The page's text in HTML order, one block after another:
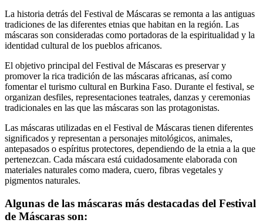
La historia detrás del Festival de Máscaras se remonta a las antiguas
tradiciones de las diferentes etnias que habitan en la región. Las
máscaras son consideradas como portadoras de la espiritualidad y la
identidad cultural de los pueblos africanos.
El objetivo principal del Festival de Máscaras es preservar y
promover la rica tradición de las máscaras africanas, así como
fomentar el turismo cultural en Burkina Faso. Durante el festival, se
organizan desfiles, representaciones teatrales, danzas y ceremonias
tradicionales en las que las máscaras son las protagonistas.
Las máscaras utilizadas en el Festival de Máscaras tienen diferentes
significados y representan a personajes mitológicos, animales,
antepasados o espíritus protectores, dependiendo de la etnia a la que
pertenezcan. Cada máscara está cuidadosamente elaborada con
materiales naturales como madera, cuero, fibras vegetales y
pigmentos naturales.
Algunas de las máscaras más destacadas del Festival
de Máscaras son: